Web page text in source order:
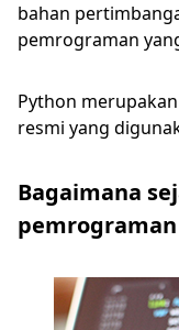
bahan
pemrograman
Python
resmi yang
Bagaimana